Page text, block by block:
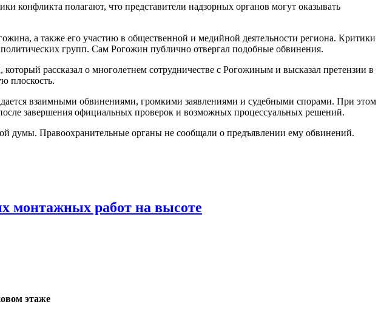
конфликта полагают, что представители надзорных органов могут оказывать
а также его участию в общественной и медийной деятельности региона. Критики
групп. Сам Рогожин публично отвергал подобные обвинения.
рассказал о многолетнем сотрудничестве с Рогожиным и высказал претензии в
плоскость.
взаимными обвинениями, громкими заявлениями и судебными спорами. При этом
завершения официальных проверок и возможных процессуальных решений.
думы. Правоохранительные органы не сообщали о предъявлении ему обвинений.
монтажных работ на высоте
этаже